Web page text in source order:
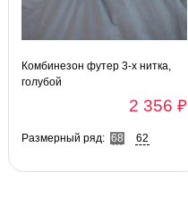
Комбинезон футер 3-х нитка,
голубой
2 356 ₽
Размерный ряд: 68 62